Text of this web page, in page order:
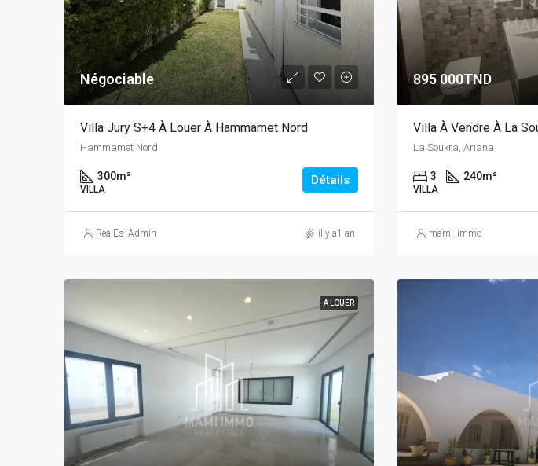
Négociable
Villa Jury S+4 À Louer À Hammamet Nord
Hammamet Nord
300m²
VILLA
Détails
RealEs_Admin il y a1 an
895 000TND
Villa À Vendre À La
La Soukra, Ariana
3 240m²
VILLA
mami_immo
A LOUER